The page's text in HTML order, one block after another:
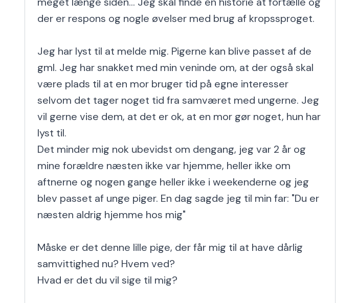
der er respons og nogle øvelser med brug af kropssproget.
Jeg har lyst til at melde mig. Pigerne kan blive passet af de
gml. Jeg har snakket med min veninde om, at der også skal
være plads til at en mor bruger tid på egne interesser
selvom det tager noget tid fra samværet med ungerne. Jeg
vil gerne vise dem, at det er ok, at en mor gør noget, hun har
lyst til.
Det minder mig nok ubevidst om dengang, jeg var 2 år og
mine forældre næsten ikke var hjemme, heller ikke om
aftnerne og nogen gange heller ikke i weekenderne og jeg
blev passet af unge piger. En dag sagde jeg til min far: "Du er
næsten aldrig hjemme hos mig"
Måske er det denne lille pige, der får mig til at have dårlig
samvittighed nu? Hvem ved?
Hvad er det du vil sige til mig?